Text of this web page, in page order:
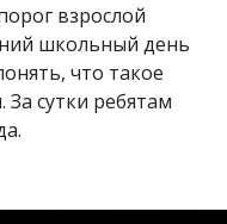
взрослой
школьный день
что такое
За сутки ребятам